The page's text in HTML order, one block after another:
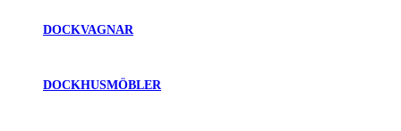
DOCKVAGNAR
DOCKHUSMÖBLER